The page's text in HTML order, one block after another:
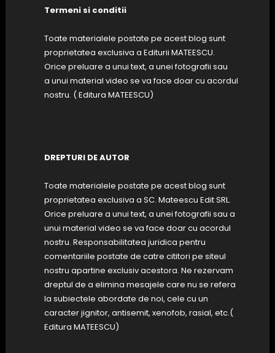
Termeni si conditii
Toate materialele postate pe acest blog sunt
proprietatea exclusiva a Editurii MATEESCU.
Orice preluare a unui text, a unei fotografii sau
a unui material video se va face doar cu acordul
nostru. ( Editura MATEESCU)
DREPTURI DE AUTOR
Toate materialele postate pe acest blog sunt
proprietatea exclusiva a SC. Mateescu Edit SRL.
Orice preluare a unui text, a unei fotografii sau a
unui material video se va face doar cu acordul
nostru. Responsabilitatea juridica pentru
comentariile postate de catre cititori pe siteul
nostru apartine exclusiv acestora. Ne rezervam
dreptul de a elimina mesajele care nu se refera
la subiectele abordate de noi, cele cu un
caracter jignitor, antisemit, xenofob, rasial, etc.(
Editura MATEESCU)